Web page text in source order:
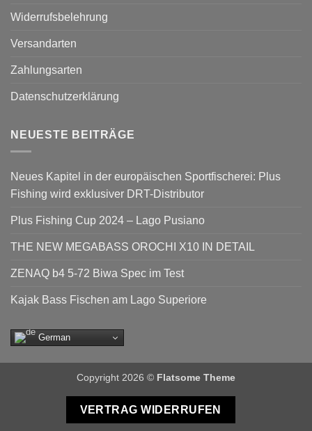
Widerrufsbelehrung
Versandarten
Zahlungsarten
Datenschutzerklärung
NEUESTE BEITRÄGE
Neues Kapitel in der europäischen Sportfischerei: Plus
Fishing wird exklusiver DRT-Distributor
Plus Fishing Cup 2024 – Lago Pusiano
THE NEW MEGABASS OROCHI X10 IN DETAIL
ZENAQ b4 5-72 Biwa Spec im Test
Kajak Bass Fischen am Lago Superiore
German
Copyright 2026 © Flatsome Theme
VERTRAG WIDERRUFEN